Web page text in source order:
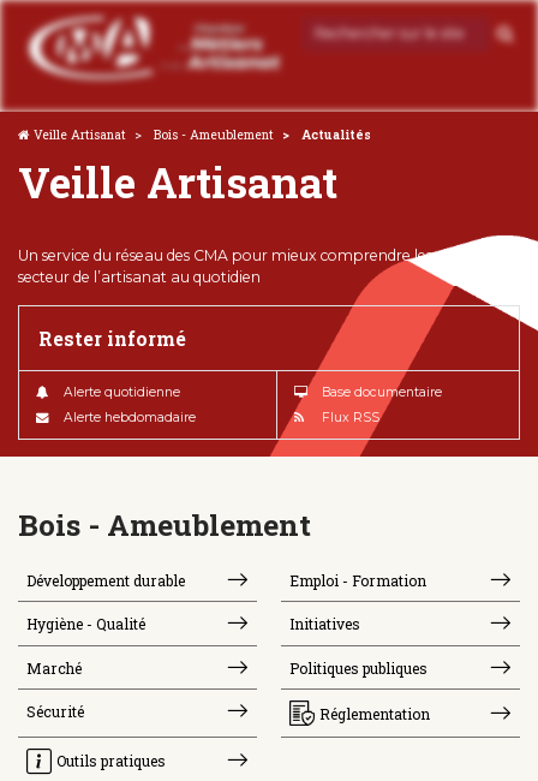
Veille Artisanat Bois - Ameublement Actualités
Veille Artisanat
Un service du réseau des CMA pour mieux comprendre les enjeux du
secteur de l’artisanat au quotidien
Rester informé
Alerte quotidienne
Alerte hebdomadaire
Base documentaire
Flux RSS
Bois - Ameublement
Développement durable Emploi - Formation
Hygiène - Qualité Initiatives
Marché Politiques publiques
Sécurité Réglementation
Outils pratiques